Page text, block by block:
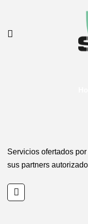
Servicios ofertados
sus partners